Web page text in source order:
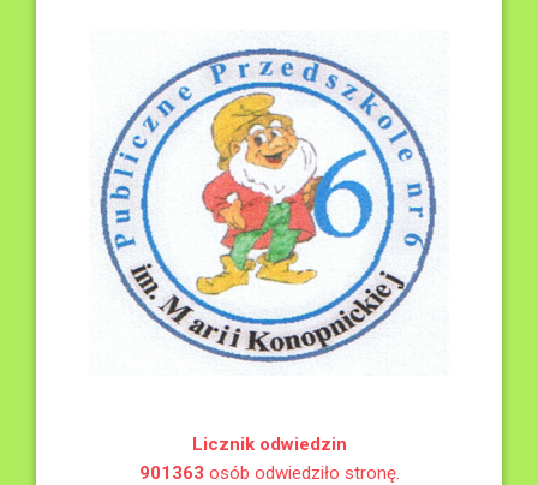
Licznik odwiedzin
901363 osób odwiedziło stronę.